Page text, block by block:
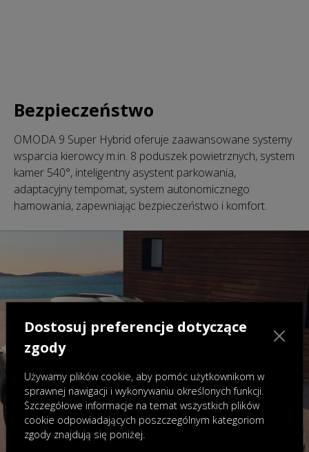
Bezpieczeństwo
OMODA 9 Super Hybrid oferuje zaawansowane systemy
wsparcia kierowcy m.in. 8 poduszek powietrznych, system
kamer 540°, inteligentny asystent parkowania,
adaptacyjny tempomat, system autonomicznego
hamowania, zapewniając bezpieczeństwo i komfort.
Dostosuj preferencje dotyczące
zgody
Używamy plików cookie, aby pomóc użytkownikom w
sprawnej nawigacji i wykonywaniu określonych funkcji.
Szczegółowe informacje na temat wszystkich plików
cookie odpowiadających poszczególnym kategoriom
zgody znajdują się poniżej.